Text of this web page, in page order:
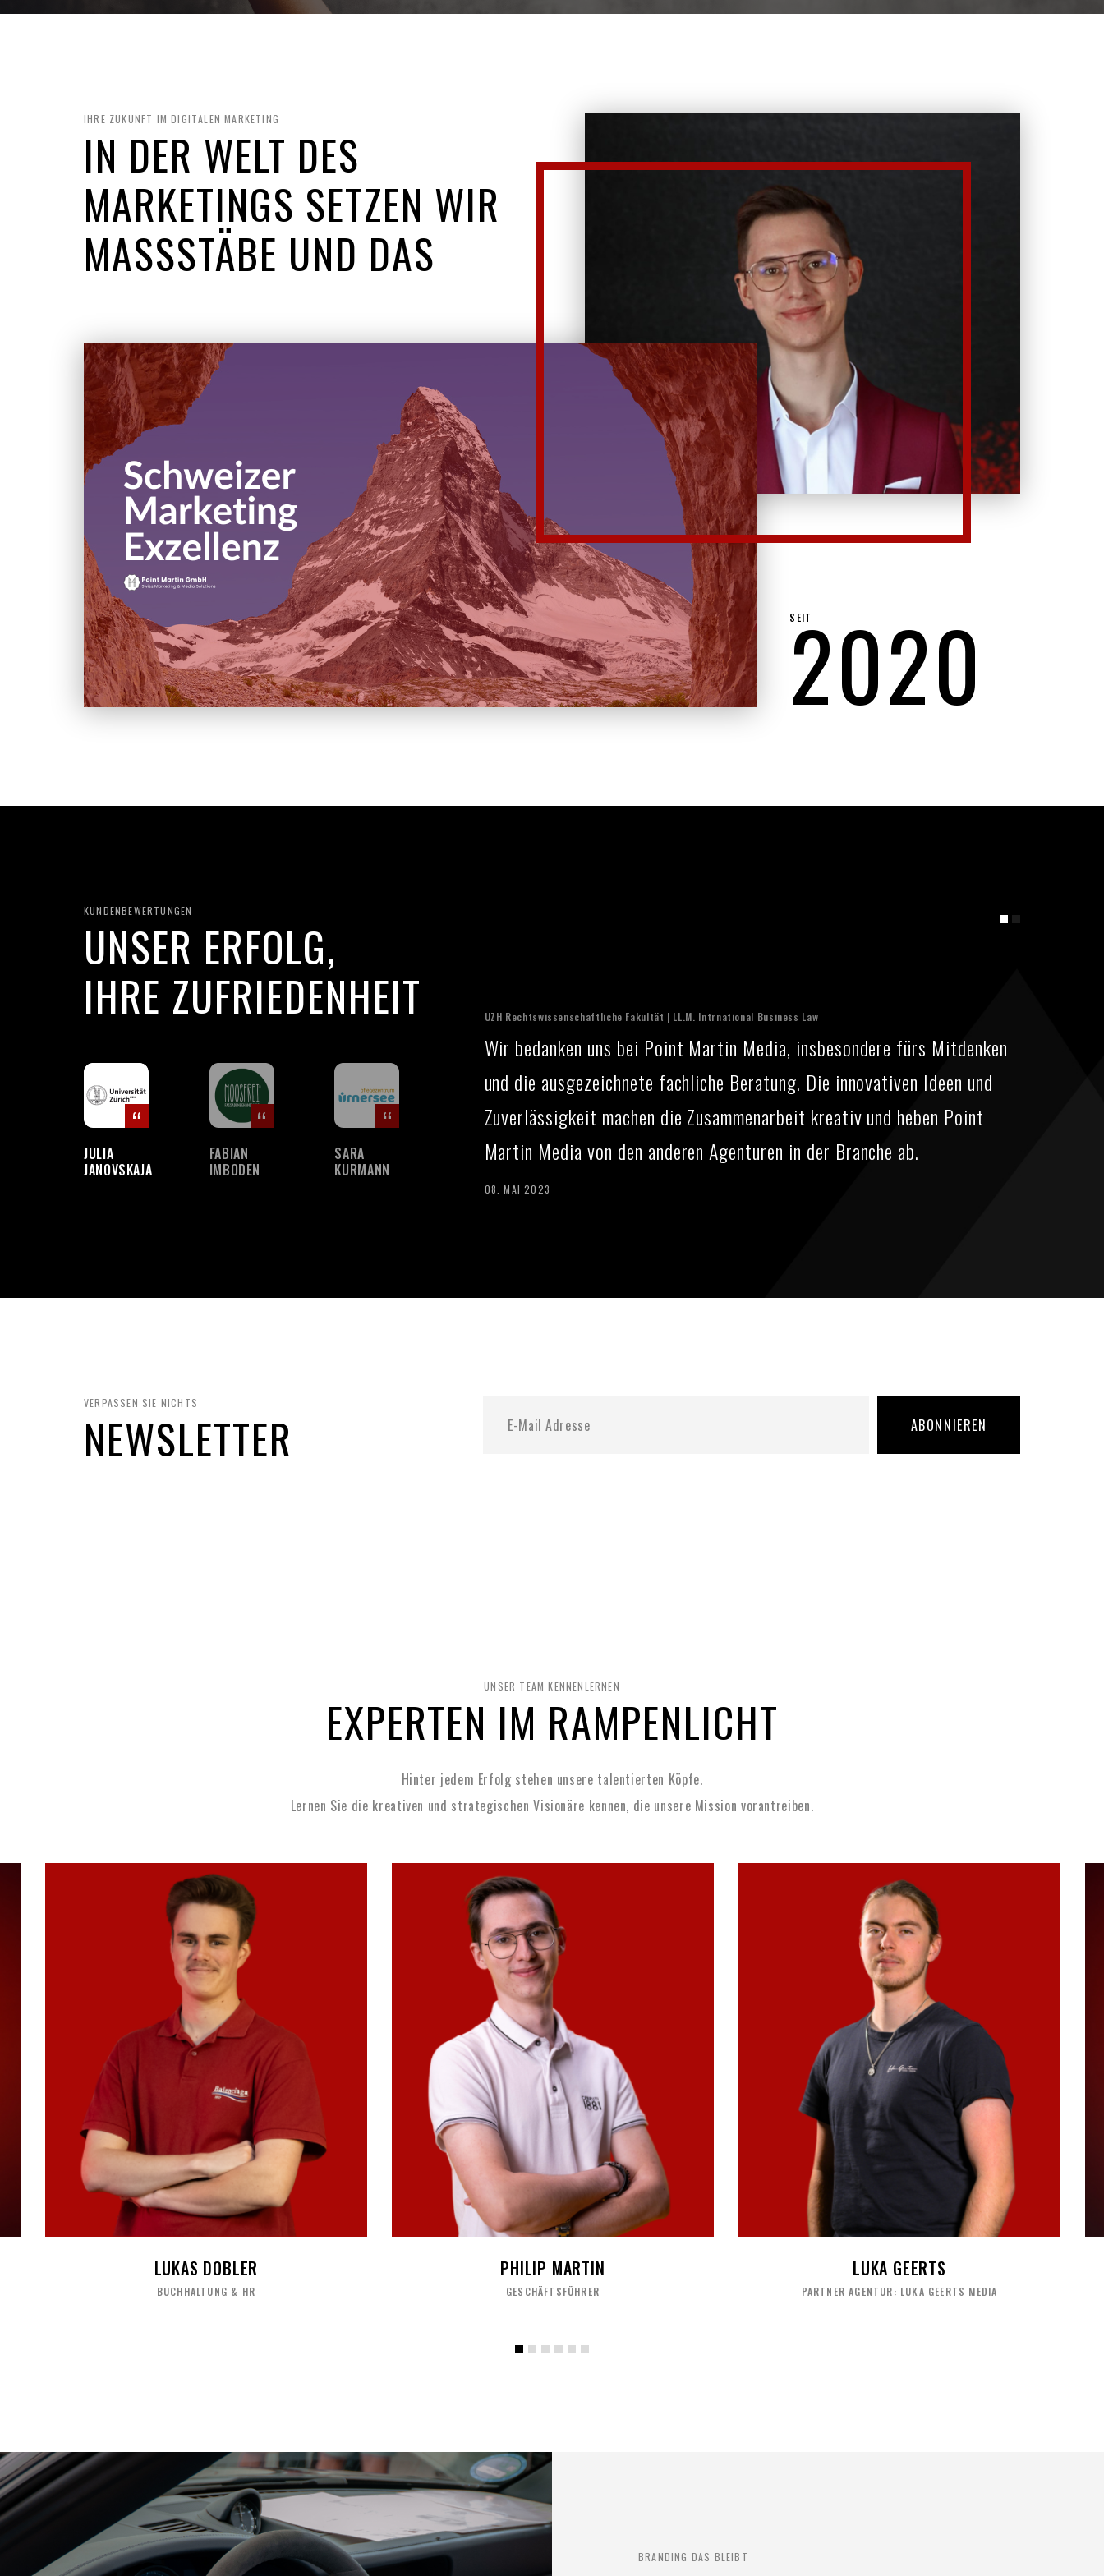
IHRE ZUKUNFT IM DIGITALEN MARKETING
IN DER WELT DES
MARKETINGS SETZEN WIR
MASSSTÄBE UND DAS
SEIT
2020
KUNDENBEWERTUNGEN
UNSER ERFOLG,
IHRE ZUFRIEDENHEIT
JULIA
JANOVSKAJA
FABIAN
IMBODEN
SARA
KURMANN
RICO
IRENA
UZH Rechtswissenschaftliche Fakultät | LL.M. Intrnational Business Law
Wir bedanken uns bei Point Martin Media, insbesondere fürs Mitdenken
und die ausgezeichnete fachliche Beratung. Die innovativen Ideen und
Zuverlässigkeit machen die Zusammenarbeit kreativ und heben Point
Martin Media von den anderen Agenturen in der Branche ab.
08. MAI 2023
VERPASSEN SIE NICHTS
NEWSLETTER
UNSER TEAM KENNENLERNEN
EXPERTEN IM RAMPENLICHT
Hinter jedem Erfolg stehen unsere talentierten Köpfe.
Lernen Sie die kreativen und strategischen Visionäre kennen, die unsere Mission vorantreiben.
LUKAS DOBLER
BUCHHALTUNG & HR
PHILIP MARTIN
GESCHÄFTSFÜHRER
LUKA GEERTS
PARTNER AGENTUR: LUKA GEERTS MEDIA
BRANDING DAS BLEIBT